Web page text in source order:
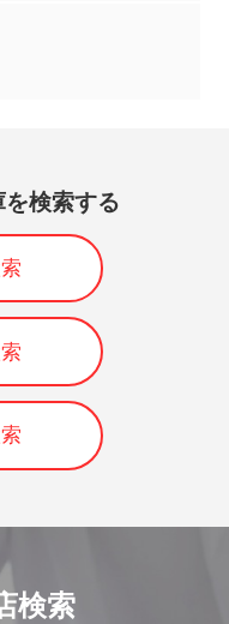
検索する
検索